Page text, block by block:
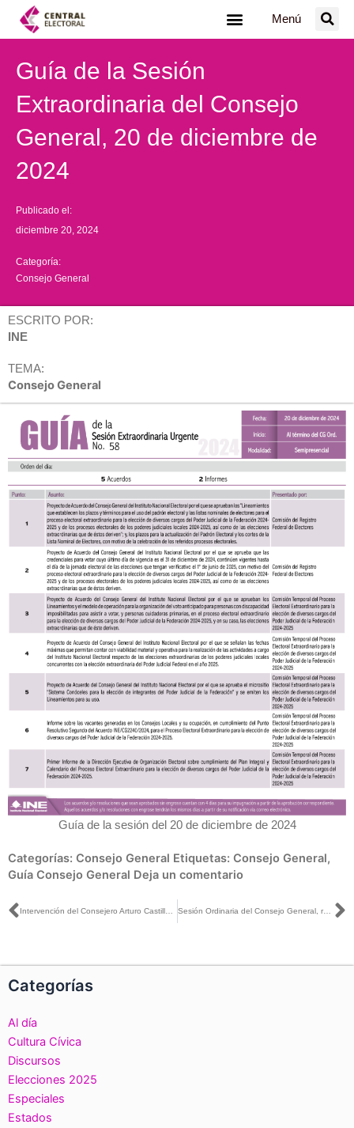
Menú
Guía de la Sesión
Extraordinaria del Consejo
General, 20 de diciembre de
2024
Publicado el:
diciembre 20, 2024
Categoría:
Consejo General
ESCRITO POR:
INE
TEMA:
Consejo General
Guía de la sesión del 20 de diciembre de 2024
Categorías: Consejo General Etiquetas: Consejo General,
Guía Consejo General Deja un comentario
Ant Sesión Ordinaria del Consejo General, realizada el día 20 de diciembre de 2024
Categorías
Al día
Cultura Cívica
Discursos
Elecciones 2025
Especiales
Estados